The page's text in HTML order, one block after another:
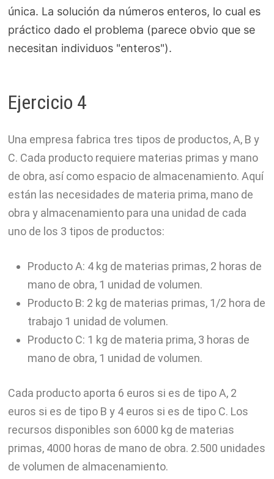
única. La solución da números enteros, lo cual es
práctico dado el problema (parece obvio que se
necesitan individuos "enteros").
Ejercicio 4
Una empresa fabrica tres tipos de productos, A, B y
C. Cada producto requiere materias primas y mano
de obra, así como espacio de almacenamiento. Aquí
están las necesidades de materia prima, mano de
obra y almacenamiento para una unidad de cada
uno de los 3 tipos de productos:
Producto A: 4 kg de materias primas, 2 horas de
mano de obra, 1 unidad de volumen.
Producto B: 2 kg de materias primas, 1/2 hora de
trabajo 1 unidad de volumen.
Producto C: 1 kg de materia prima, 3 horas de
mano de obra, 1 unidad de volumen.
Cada producto aporta 6 euros si es de tipo A, 2
euros si es de tipo B y 4 euros si es de tipo C. Los
recursos disponibles son 6000 kg de materias
primas, 4000 horas de mano de obra. 2.500 unidades
de volumen de almacenamiento.